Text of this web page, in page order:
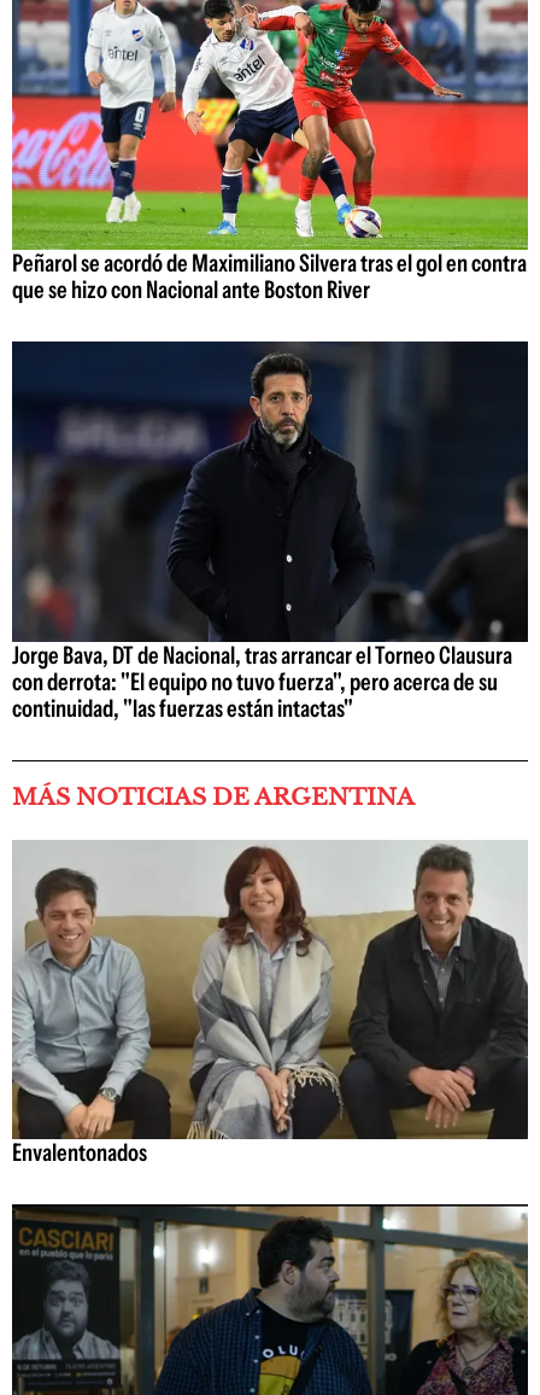
Peñarol se acordó de Maximiliano Silvera tras el gol en contra
que se hizo con Nacional ante Boston River
Jorge Bava, DT de Nacional, tras arrancar el Torneo Clausura
con derrota: "El equipo no tuvo fuerza", pero acerca de su
continuidad, "las fuerzas están intactas"
MÁS NOTICIAS DE ARGENTINA
Envalentonados